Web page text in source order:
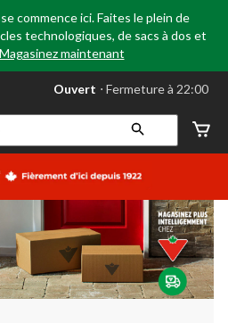
commence ici. Faites le plein de
technologiques, de sacs à dos et
Magasinez maintenant
votre
préféré
Leduc,
AB,
courament
Fermeture
à
22:00
cliquer
pour
changer
Ouvert ⋅ Fermeture à 22:00